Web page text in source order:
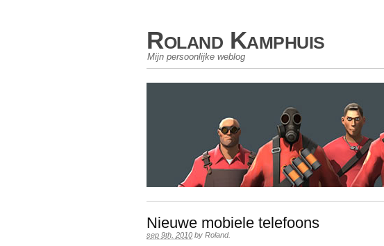
Roland Kamphuis
Mijn persoonlijke weblog
Nieuwe mobiele telefoons
sep 9th, 2010 by Roland.